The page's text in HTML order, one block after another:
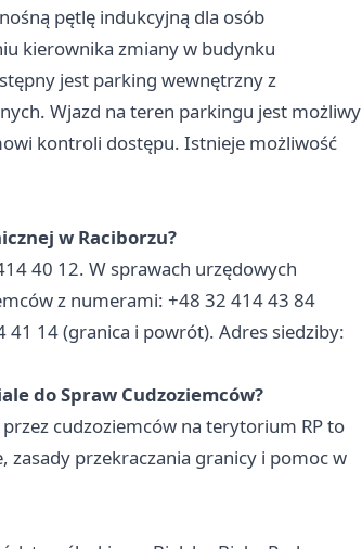
pętlę indukcyjną dla osób
kierownika zmiany w budynku
jest parking wewnętrzny z
Wjazd na teren parkingu jest możliwy
kontroli dostępu. Istnieje możliwość
w Raciborzu?
40 12. W sprawach urzędowych
z numerami: +48 32 414 43 84
14 (granica i powrót). Adres siedziby:
do Spraw Cudzoziemców?
cudzoziemców na terytorium RP to
przekraczania granicy i pomoc w